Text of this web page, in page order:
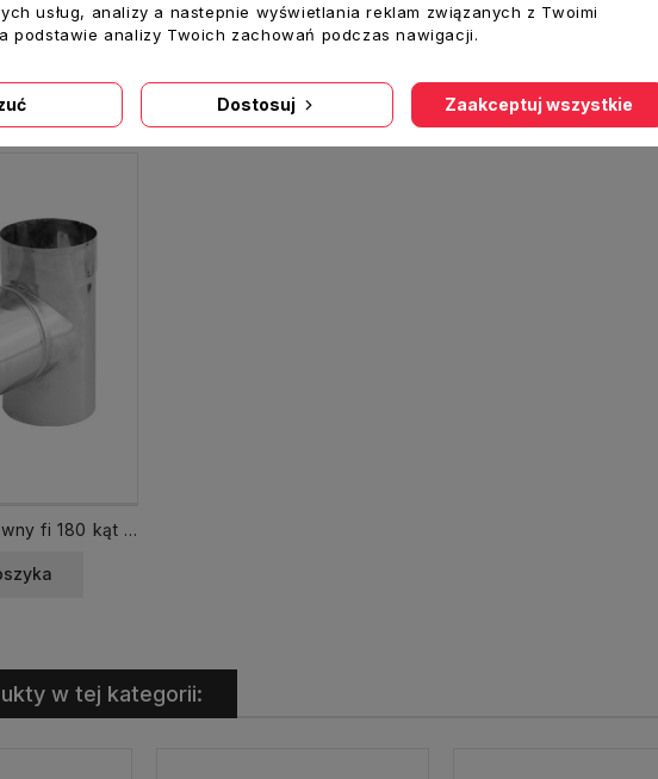
krzyżowa produktów
Trójnik nierdzewny fi 180 kąt 90
w tej kategorii:
usług, analizy a nastepnie wyświetlania reklam związanych z Twoimi
podstawie analizy Twoich zachowań podczas nawigacji.
Dostosuj Zaakceptuj wszystkie